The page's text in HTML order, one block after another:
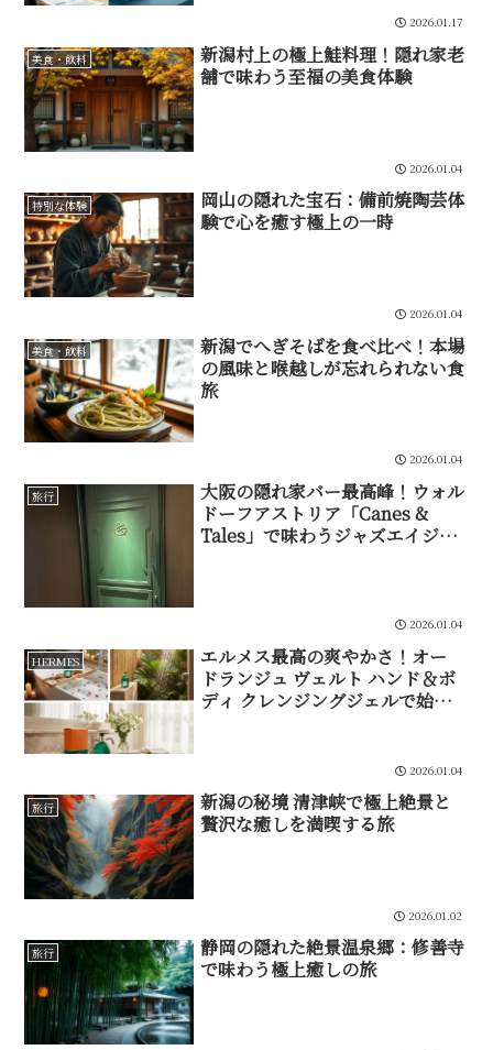
2026.01.17
美食・飲料
新潟村上の極上鮭料理！隠れ家老
舗で味わう至福の美食体験
2026.01.04
特別な体験
岡山の隠れた宝石：備前焼陶芸体
験で心を癒す極上の一時
2026.01.04
美食・飲料
新潟でへぎそばを食べ比べ！本場
の風味と喉越しが忘れられない食
旅
2026.01.04
旅行
大阪の隠れ家バー最高峰！ウォル
ドーフアストリア「Canes &
Tales」で味わうジャズエイジの
2026.01.04
HERMES
エルメス最高の爽やかさ！オー
ドランジュ ヴェルト ハンド＆ボ
ディ クレンジングジェルで始ま
2026.01.04
旅行
新潟の秘境 清津峡で極上絶景と
贅沢な癒しを満喫する旅
2026.01.02
旅行
静岡の隠れた絶景温泉郷：修善寺
で味わう極上癒しの旅